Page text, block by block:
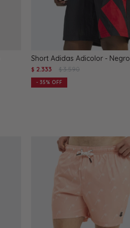
Short Adidas Adicolor - Negro
$ 2.333 $ 3.590
35